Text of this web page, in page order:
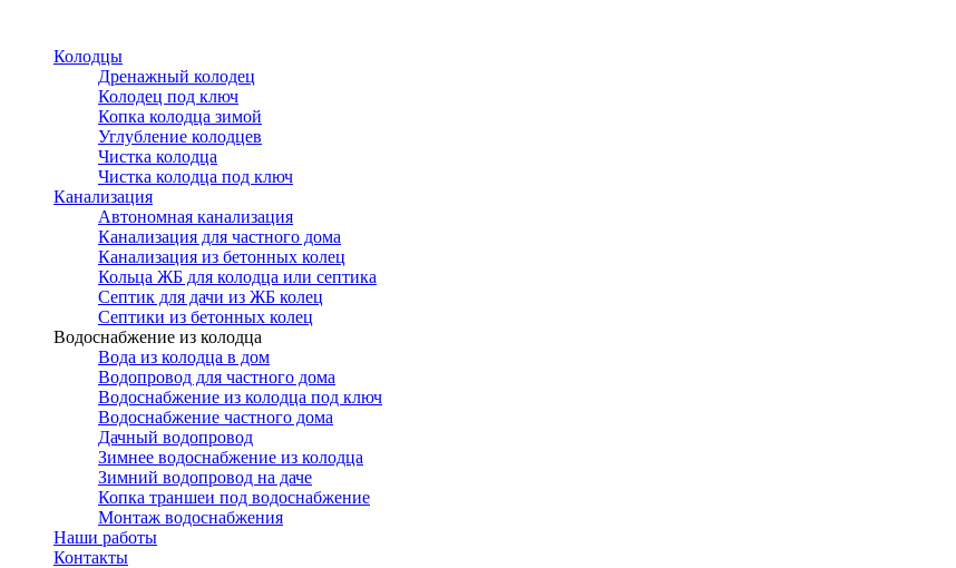
основному
содержанию
Колодцы
Дренажный колодец
Колодец под ключ
Копка колодца зимой
Углубление колодцев
Чистка колодца
Чистка колодца под ключ
Канализация
Автономная канализация
Канализация для частного дома
Канализация из бетонных колец
Кольца ЖБ для колодца или септика
Септик для дачи из ЖБ колец
Септики из бетонных колец
Водоснабжение из колодца
Вода из колодца в дом
Водопровод для частного дома
Водоснабжение из колодца под ключ
Водоснабжение частного дома
Дачный водопровод
Зимнее водоснабжение из колодца
Зимний водопровод на даче
Копка траншеи под водоснабжение
Монтаж водоснабжения
Наши работы
Контакты